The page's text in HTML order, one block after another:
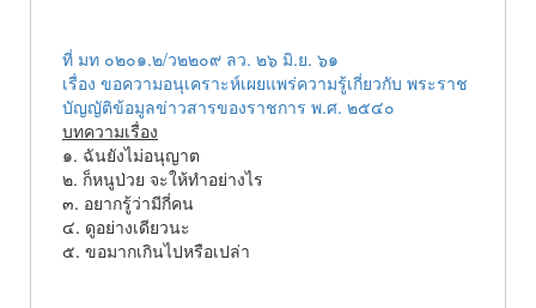
ที่ มท ๐๒๐๑.๒/ว๒๒๐๙ ลว. ๒๖ มิ.ย. ๖๑
เรื่อง ขอความอนุเคราะห์เผยแพร่ความรู้เกี่ยวกับ พระราช
บัญญัติข้อมูลข่าวสารของราชการ พ.ศ. ๒๕๔๐
บทความเรื่อง
๑. ฉันยังไม่อนุญาต
๒. ก็หนูป่วย จะให้ทำอย่างไร
๓. อยากรู้ว่ามีกี่คน
๔. ดูอย่างเดียวนะ
๕. ขอมากเกินไปหรือเปล่า